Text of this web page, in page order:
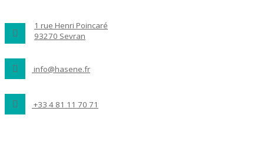
1 rue Henri Poincaré
93270 Sevran
info@hasene.fr
+33 4 81 11 70 71